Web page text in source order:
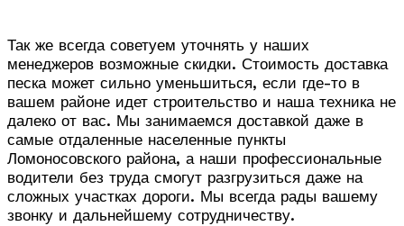
Так же всегда советуем уточнять у наших
менеджеров возможные скидки. Стоимость доставка
песка может сильно уменьшиться, если где-то в
вашем районе идет строительство и наша техника не
далеко от вас. Мы занимаемся доставкой даже в
самые отдаленные населенные пункты
Ломоносовского района, а наши профессиональные
водители без труда смогут разгрузиться даже на
сложных участках дороги. Мы всегда рады вашему
звонку и дальнейшему сотрудничеству.